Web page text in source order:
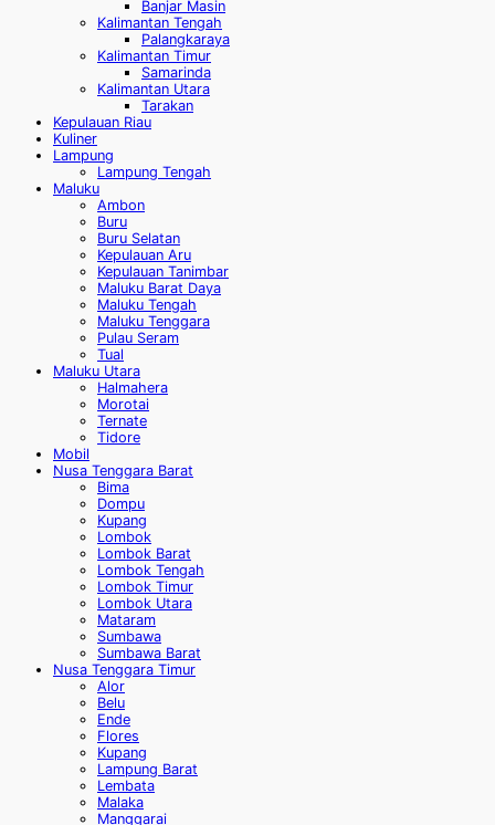
Banjar Masin
Kalimantan Tengah
Palangkaraya
Kalimantan Timur
Samarinda
Kalimantan Utara
Tarakan
Kepulauan Riau
Kuliner
Lampung
Lampung Tengah
Maluku
Ambon
Buru
Buru Selatan
Kepulauan Aru
Kepulauan Tanimbar
Maluku Barat Daya
Maluku Tengah
Maluku Tenggara
Pulau Seram
Tual
Maluku Utara
Halmahera
Morotai
Ternate
Tidore
Mobil
Nusa Tenggara Barat
Bima
Dompu
Kupang
Lombok
Lombok Barat
Lombok Tengah
Lombok Timur
Lombok Utara
Mataram
Sumbawa
Sumbawa Barat
Nusa Tenggara Timur
Alor
Belu
Ende
Flores
Kupang
Lampung Barat
Lembata
Malaka
Manggarai